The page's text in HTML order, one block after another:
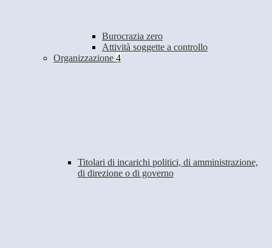
Burocrazia zero
Attività soggette a controllo
Organizzazione 4
Titolari di incarichi politici, di amministrazione,
di direzione o di governo